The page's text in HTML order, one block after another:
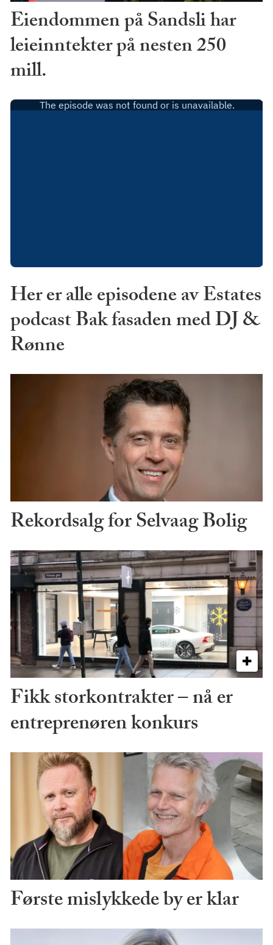
Eiendommen på Sandsli har
leieinntekter på nesten 250
mill.
Her er alle episodene av Estates
podcast Bak fasaden med DJ &
Rønne
Rekordsalg for Selvaag Bolig
Fikk storkontrakter – nå er
entreprenøren konkurs
Første mislykkede by er klar